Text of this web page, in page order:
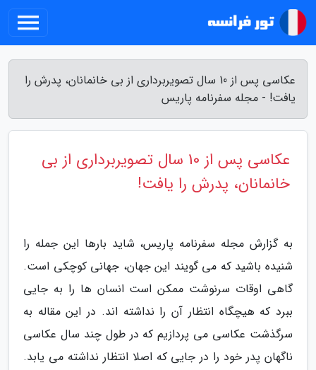
عکاسی پس از 10 سال تصویربرداری از بی خانمانان، پدرش را
یافت! - مجله سفرنامه پاریس
عکاسی پس از 10 سال تصویربرداری از بی
خانمانان، پدرش را یافت!
به گزارش مجله سفرنامه پاریس، شاید بارها این جمله را
شنیده باشید که می گویند این جهان، جهانی کوچکی است.
گاهی اوقات سرنوشت ممکن است انسان ها را به جایی
ببرد که هیچگاه انتظار آن را نداشته اند. در این مقاله به
سرگذشت عکاسی می پردازیم که در طول چند سال عکاسی
ناگهان پدر خود را در جایی که اصلا انتظار نداشته می یابد.